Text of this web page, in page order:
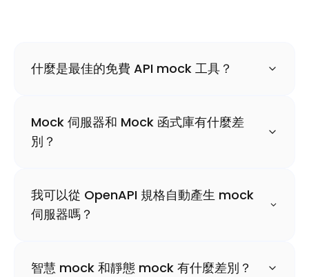
什麼是最佳的免費 API mock 工具？
Mock 伺服器和 Mock 函式庫有什麼差
別？
我可以從 OpenAPI 規格自動產生 mock
伺服器嗎？
智慧 mock 和靜態 mock 有什麼差別？